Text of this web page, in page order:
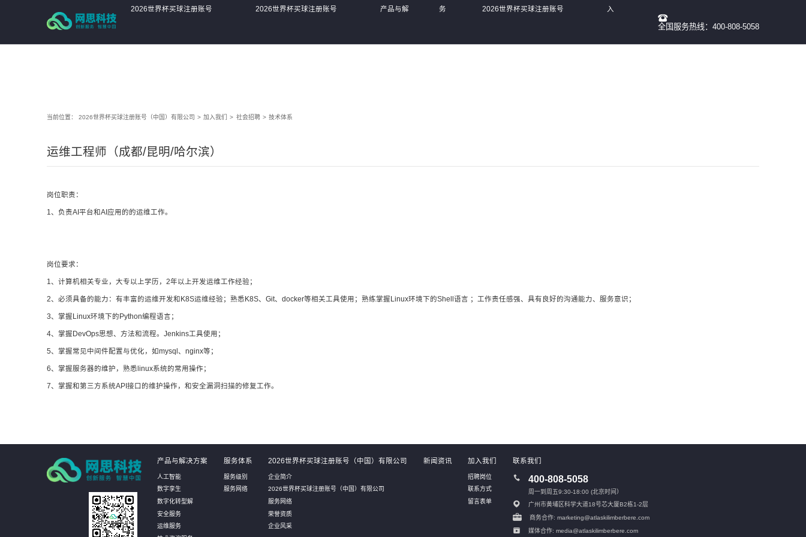
2026世界杯买球注册账号
2026世界杯买球注册账号 产品与解 务 2026世界杯买球注册账号 入
全国服务热线：400-808-5058
当前位置： 2026世界杯买球注册账号（中国）有限公司 > 加入我们 > 社会招聘 > 技术体系
运维工程师（成都/昆明/哈尔滨）
岗位职责：
1、负责AI平台和AI应用的的运维工作。
岗位要求：
1、计算机相关专业，大专以上学历，2年以上开发运维工作经验；
2、必须具备的能力：有丰富的运维开发和K8S运维经验；熟悉K8S、Git、docker等相关工具使用；熟练掌握Linux环境下的Shell语言 ；工作责任感强、具有良好的沟通能力、服务意识；
3、掌握Linux环境下的Python编程语言；
4、掌握DevOps思想、方法和流程。Jenkins工具使用；
5、掌握常见中间件配置与优化，如mysql、nginx等；
6、掌握服务器的维护，熟悉linux系统的常用操作；
7、掌握和第三方系统API接口的维护操作，和安全漏洞扫描的修复工作。
产品与解决方案
人工智能
数字孪生
数字化转型解
安全服务
运维服务
服务体系
服务级别
服务网络
2026世界杯买球注册账号（中国）有限公司
企业简介
2026世界杯买球注册账号（中国）有限公司
服务网络
荣誉资质
企业风采
新闻资讯 加入我们
招聘岗位
联系方式
留言表单
联系我们
400-808-5058
周一到周五9:30-18:00 (北京时间）
广州市黄埔区科学大道18号芯大厦B2栋1-2层
商务合作: marketing@atlaskilimberbere.com
媒体合作: media@atlaskilimberbere.com